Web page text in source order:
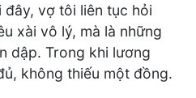
đây, vợ tôi liên tục hỏi
xài vô lý, mà là những
dập. Trong khi lương
không thiếu một đồng.